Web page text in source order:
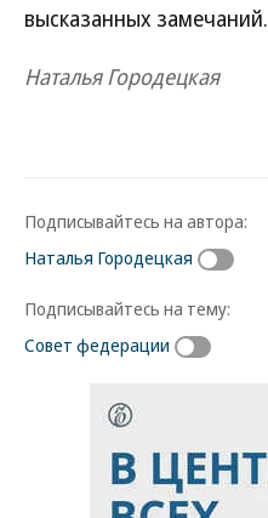
высказанных замечаний.
Наталья Городецкая
Подписывайтесь на автора:
Наталья Городецкая
Подписывайтесь на тему:
Совет федерации